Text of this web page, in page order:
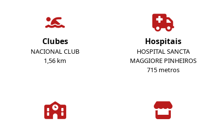
Clubes
NACIONAL CLUB
1,56 km
Hospitais
HOSPITAL SANCTA
MAGGIORE PINHEIROS
715 metros